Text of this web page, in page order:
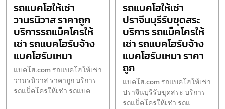
รถแบคโฮให้เช่า
วานรนิวาส ราคาถูก
บริการรถแม็คโครให้
เช่า รถแบคโฮรับจ้าง
แบคโฮรับเหมา
แบคโฮ.com รถแบคโฮให้เช่า
วานรนิวาส ราคาถูก บริการ
รถแม็คโครให้เช่า รถแบค
รถแบคโฮให้เช่า
ปราจีนบุรีรับขุดสระ
บริการ รถแม็คโครให้
เช่า รถแบคโฮรับจ้าง
แบคโฮรับเหมา ราคา
ถูก
แบคโฮ.com รถแบคโฮให้เช่า
ปราจีนบุรีรับขุดสระ บริการ
รถแม็คโครให้เช่า รถแ